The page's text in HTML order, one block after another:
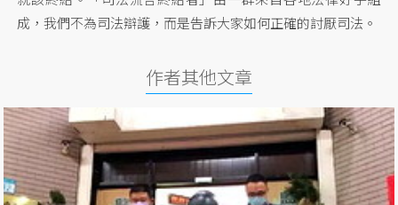
成，我們不為司法辯護，而是告訴大家如何正確的討厭司法。
作者其他文章